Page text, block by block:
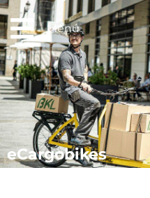
Menú
eCargobikes